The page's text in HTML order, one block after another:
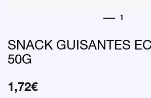
SNACK GUISANTES
50G
1,72€